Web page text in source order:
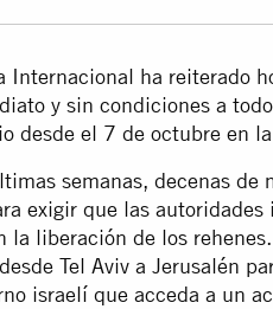
Internacional ha reiterado
y sin condiciones a
desde el 7 de octubre en
semanas, decenas
exigir que las
la liberación de los
Tel Aviv a Jerusalén
israelí que acceda a un